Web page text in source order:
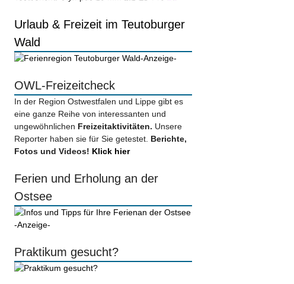
Urlaub & Freizeit im Teutoburger
Wald
-Anzeige-
OWL-Freizeitcheck
In der Region Ostwestfalen und Lippe gibt es
eine ganze Reihe von interessanten und
ungewöhnlichen Freizeitaktivitäten. Unsere
Reporter haben sie für Sie getestet. Berichte,
Fotos und Videos! Klick hier
Ferien und Erholung an der
Ostsee
-Anzeige-
Praktikum gesucht?